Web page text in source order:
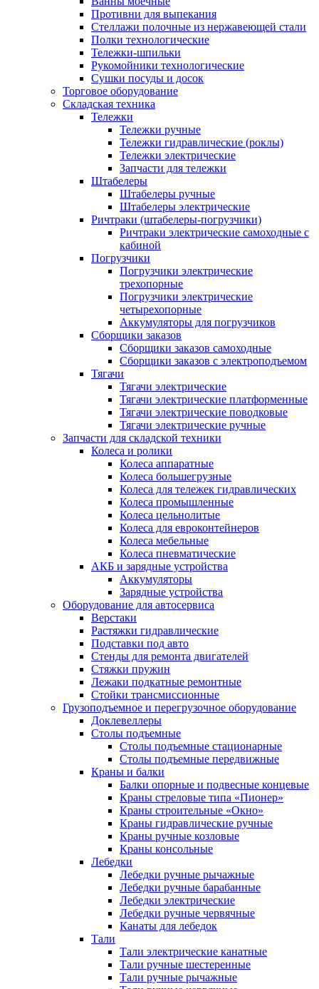
Противни для выпекания
Стеллажи полочные из нержавеющей стали
Полки технологические
Тележки-шпильки
Рукомойники технологические
Сушки посуды и досок
Торговое оборудование
Складская техника
Тележки
Тележки ручные
Тележки гидравлические (роклы)
Тележки электрические
Запчасти для тележки
Штабелеры
Штабелеры ручные
Штабелеры электрические
Ричтраки (штабелеры-погрузчики)
Ричтраки электрические самоходные с
кабиной
Погрузчики
Погрузчики электрические
трехопорные
Погрузчики электрические
четырехопорные
Аккумуляторы для погрузчиков
Сборщики заказов
Сборщики заказов самоходные
Сборщики заказов с электроподъемом
Тягачи
Тягачи электрические
Тягачи электрические платформенные
Тягачи электрические поводковые
Тягачи электрические ручные
Запчасти для складской техники
Колеса и ролики
Колеса аппаратные
Колеса большегрузные
Колеса для тележек гидравлических
Колеса промышленные
Колеса цельнолитые
Колеса для евроконтейнеров
Колеса мебельные
Колеса пневматические
АКБ и зарядные устройства
Аккумуляторы
Зарядные устройства
Оборудование для автосервиса
Верстаки
Растяжки гидравлические
Подставки под авто
Стенды для ремонта двигателей
Стяжки пружин
Лежаки подкатные ремонтные
Стойки трансмиссионные
Грузоподъемное и перегрузочное оборудование
Доклевеллеры
Столы подъемные
Столы подъемные стационарные
Столы подъемные передвижные
Краны и балки
Балки опорные и подвесные концевые
Краны стреловые типа «Пионер»
Краны строительные «Окно»
Краны гидравлические ручные
Краны ручные козловые
Краны консольные
Лебедки
Лебедки ручные рычажные
Лебедки ручные барабанные
Лебедки электрические
Лебедки ручные червячные
Канаты для лебедок
Тали
Тали электрические канатные
Тали ручные шестеренные
Тали ручные рычажные